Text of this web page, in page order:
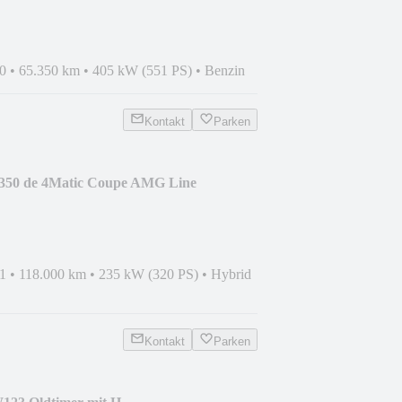
• 65.350 km • 405 kW (551 PS) • Benzin
Kontakt Parken
de 4Matic Coupe AMG Line
• 118.000 km • 235 kW (320 PS) • Hybrid
Kontakt Parken